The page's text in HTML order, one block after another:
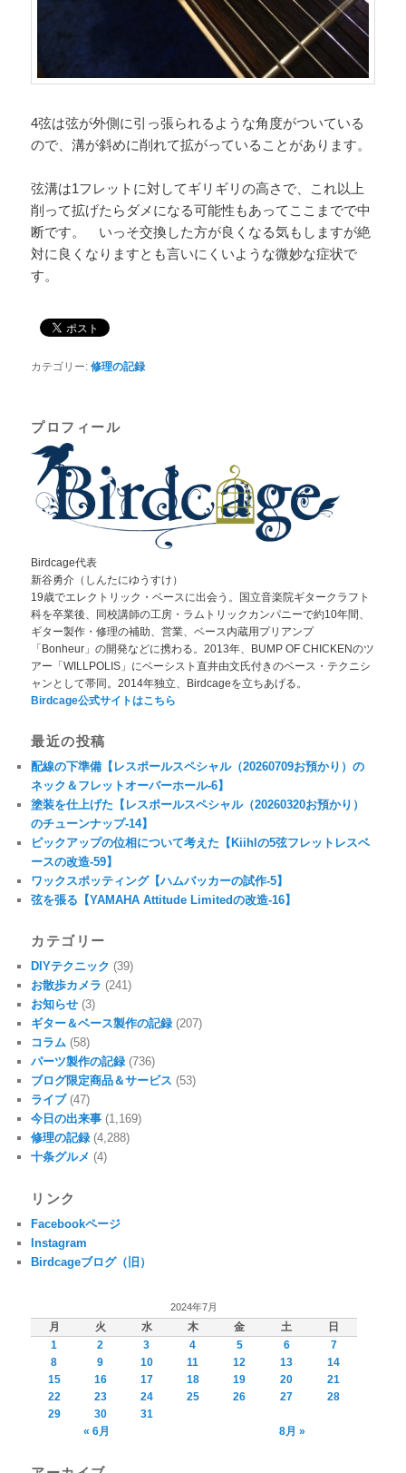
4弦は弦が外側に引っ張られるような角度がついている
ので、溝が斜めに削れて拡がっていることがあります。
弦溝は1フレットに対してギリギリの高さで、これ以上
削って拡げたらダメになる可能性もあってここまでで中
断です。 いっそ交換した方が良くなる気もしますが絶
対に良くなりますとも言いにくいような微妙な症状で
す。
カテゴリー: 修理の記録
プロフィール
Birdcage代表
新谷勇介（しんたにゆうすけ）
19歳でエレクトリック・ベースに出会う。国立音楽院ギタークラフト
科を卒業後、同校講師の工房・ラムトリックカンパニーで約10年間、
ギター製作・修理の補助、営業、ベース内蔵用プリアンプ
「Bonheur」の開発などに携わる。2013年、BUMP OF CHICKENのツ
アー「WILLPOLIS」にベーシスト直井由文氏付きのベース・テクニシ
ャンとして帯同。2014年独立、Birdcageを立ちあげる。
Birdcage公式サイトはこちら
最近の投稿
配線の下準備【レスポールスペシャル（20260709お預かり）の
ネック＆フレットオーバーホール-6】
塗装を仕上げた【レスポールスペシャル（20260320お預かり）
のチューンナップ-14】
ピックアップの位相について考えた【Kiihlの5弦フレットレスベ
ースの改造-59】
ワックスポッティング【ハムバッカーの試作-5】
弦を張る【YAMAHA Attitude Limitedの改造-16】
カテゴリー
DIYテクニック (39)
お散歩カメラ (241)
お知らせ (3)
ギター＆ベース製作の記録 (207)
コラム (58)
パーツ製作の記録 (736)
ブログ限定商品＆サービス (53)
ライブ(47)
今日の出来事 (1,169)
修理の記録 (4,288)
十条グルメ (4)
リンク
Facebookページ
Instagram
Birdcageブログ（旧）
2024年7月
月 火 水 木 金 土
日
1
2 3 4 5 6
7
8
9 10 11 12 13
14
15
16 17 18 19 20
21
22
23 24 25 26 27
28
29
30
31
« 6月
8月 »